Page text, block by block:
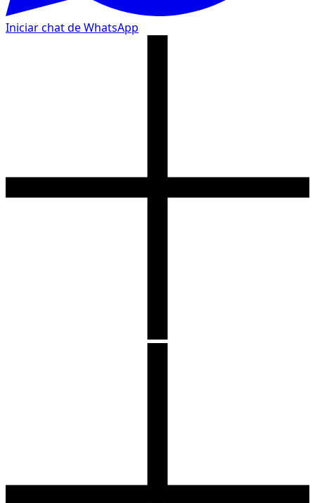
Iniciar chat de WhatsApp